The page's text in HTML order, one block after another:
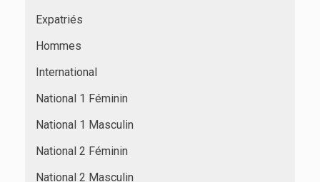
Expatriés
Hommes
International
National 1 Féminin
National 1 Masculin
National 2 Féminin
National 2 Masculin